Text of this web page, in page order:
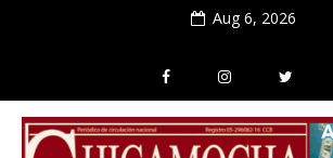
Aug 6, 2026